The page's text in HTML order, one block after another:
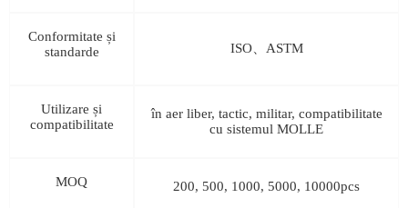
Conformitate și
standarde
ISO、ASTM
Utilizare și
compatibilitate
în aer liber, tactic, militar, compatibilitate
cu sistemul MOLLE
MOQ 200, 500, 1000, 5000, 10000pcs